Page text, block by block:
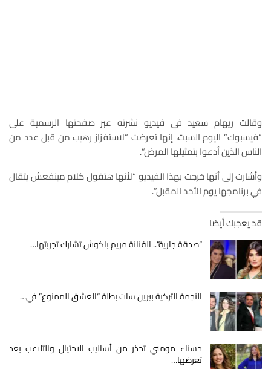
وقالت ريهام سعيد في فيديو نشرته عبر صفحتها الرسمية على
“فيسبوك” اليوم السبت، إنها تعرضت “لاستفزاز رهيب من قبل عدد من
الناس الذين أدعوا بتمثيلها المرض”.
وأشارت إلى أنها خرجت بهذا الفيديو “لأنها هتقول كلام مينفعش يتقال
في برنامجها يوم الأحد المقبل”.
قد يعجبك أيضا
“صدقة جارية”.. الفنانة مريم باكوش تشارك تجربتها…
النجمة التركية بيرين سات بطلة “العشق الممنوع” في…
حسناء مومني تحذر من أساليب الاحتيال والتلاعب بعد
تعرضها…